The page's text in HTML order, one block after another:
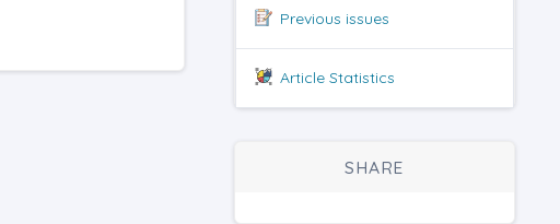
Previous issues
Article Statistics
SHARE